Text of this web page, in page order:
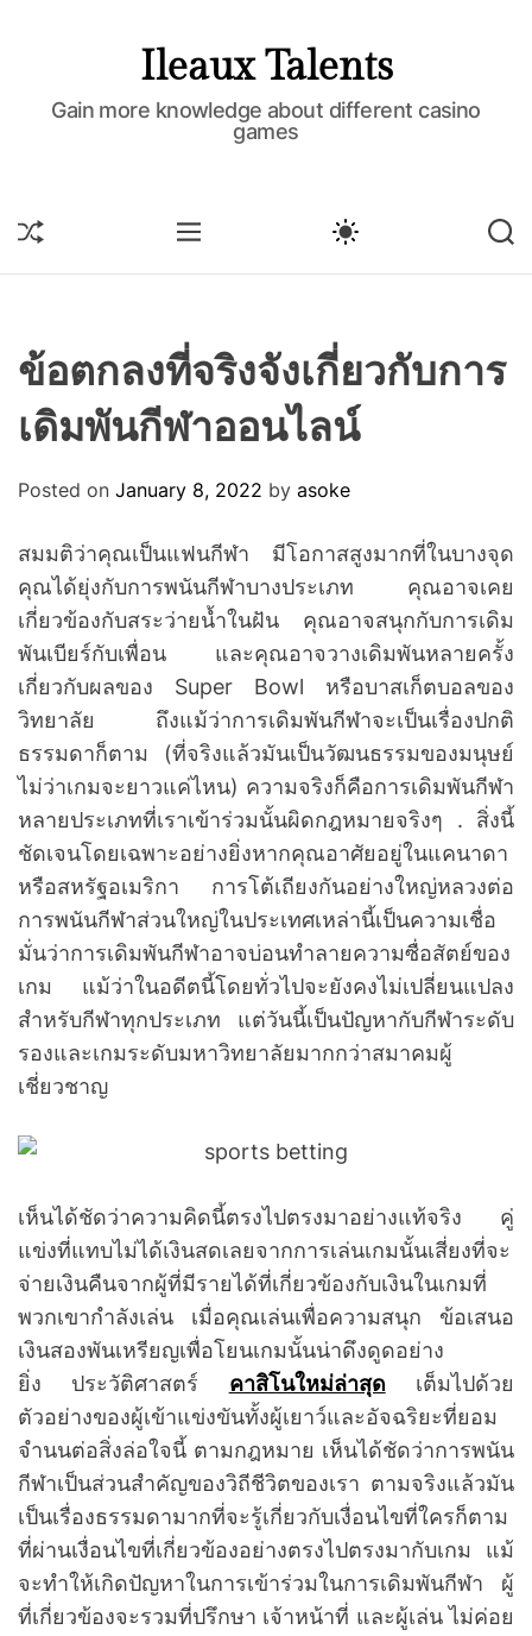
t
Ileaux Talents
Gain more knowledge about different casino
games
S
H
U
E
M
E
N
S
W
I
C
O
O
R
O
D
S
E
A
ข้อตกลงที่จริงจังเกี่ยวกับการ
เดิมพันกีฬาออนไลน์
Posted on January 8, 2022 by asoke
สมมติว่าคุณเป็นแฟนกีฬา มีโอกาสสูงมากที่ในบางจุด
คุณได้ยุ่งกับการพนันกีฬาบางประเภท คุณอาจเคย
เกี่ยวข้องกับสระว่ายน้ำในฝัน คุณอาจสนุกกับการเดิม
พันเบียร์กับเพื่อน และคุณอาจวางเดิมพันหลายครั้ง
เกี่ยวกับผลของ Super Bowl หรือบาสเก็ตบอลของ
วิทยาลัย ถึงแม้ว่าการเดิมพันกีฬาจะเป็นเรื่องปกติ
ธรรมดาก็ตาม (ที่จริงแล้วมันเป็นวัฒนธรรมของมนุษย์
ไม่ว่าเกมจะยาวแค่ไหน) ความจริงก็คือการเดิมพันกีฬา
หลายประเภทที่เราเข้าร่วมนั้นผิดกฎหมายจริงๆ . สิ่งนี้
ชัดเจนโดยเฉพาะอย่างยิ่งหากคุณอาศัยอยู่ในแคนาดา
หรือสหรัฐอเมริกา การโต้เถียงกันอย่างใหญ่หลวงต่อ
การพนันกีฬาส่วนใหญ่ในประเทศเหล่านี้เป็นความเชื่อ
มั่นว่าการเดิมพันกีฬาอาจบ่อนทำลายความซื่อสัตย์ของ
เกม แม้ว่าในอดีตนี้โดยทั่วไปจะยังคงไม่เปลี่ยนแปลง
สำหรับกีฬาทุกประเภท แต่วันนี้เป็นปัญหากับกีฬาระดับ
รองและเกมระดับมหาวิทยาลัยมากกว่าสมาคมผู้
เชี่ยวชาญ
เห็นได้ชัดว่าความคิดนี้ตรงไปตรงมาอย่างแท้จริง คู่
แข่งที่แทบไม่ได้เงินสดเลยจากการเล่นเกมนั้นเสี่ยงที่จะ
จ่ายเงินคืนจากผู้ที่มีรายได้ที่เกี่ยวข้องกับเงินในเกมที่
พวกเขากำลังเล่น เมื่อคุณเล่นเพื่อความสนุก ข้อเสนอ
เงินสองพันเหรียญเพื่อโยนเกมนั้นน่าดึงดูดอย่าง
ยิ่ง ประวัติศาสตร์ คาสิโนใหม่ล่าสุด เต็มไปด้วย
ตัวอย่างของผู้เข้าแข่งขันทั้งผู้เยาว์และอัจฉริยะที่ยอม
จำนนต่อสิ่งล่อใจนี้ ตามกฎหมาย เห็นได้ชัดว่าการพนัน
กีฬาเป็นส่วนสำคัญของวิถีชีวิตของเรา ตามจริงแล้วมัน
เป็นเรื่องธรรมดามากที่จะรู้เกี่ยวกับเงื่อนไขที่ใครก็ตาม
ที่ผ่านเงื่อนไขที่เกี่ยวข้องอย่างตรงไปตรงมากับเกม แม้
จะทำให้เกิดปัญหาในการเข้าร่วมในการเดิมพันกีฬา ผู้
ที่เกี่ยวข้องจะรวมที่ปรึกษา เจ้าหน้าที่ และผู้เล่น ไม่ค่อย